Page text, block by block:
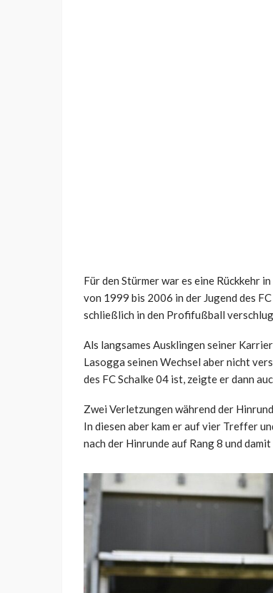
Für den Stürmer war es eine Rückkehr
von 1999 bis 2006 in der Jugend des
schließlich in den Profifußball
Als langsames Ausklingen seiner
Lasogga seinen Wechsel aber nicht
des FC Schalke 04 ist, zeigte er dann
Zwei Verletzungen während der
In diesen aber kam er auf vier Treffer
nach der Hinrunde auf Rang 8 und